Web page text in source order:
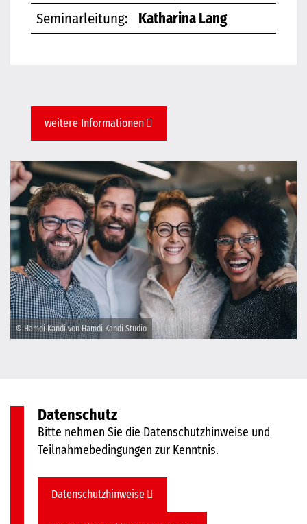
Seminarleitung:
Katharina Lang
weitere Informationen
© Hamdi Kandi von Hamdi Kandi Studio
Datenschutz
Bitte nehmen Sie die Datenschutzhinweise und
Teilnahmebedingungen zur Kenntnis.
Datenschutzhinweise